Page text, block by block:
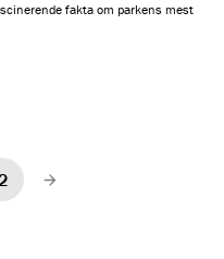
fakta om parkens mest
Neste